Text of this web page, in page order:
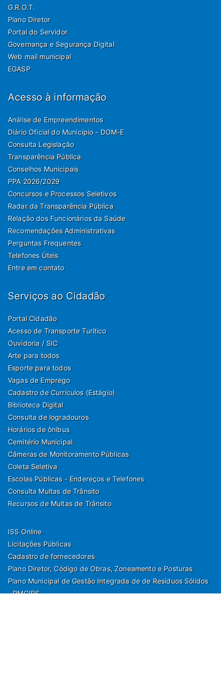
G.R.O.T.
Plano Diretor
Portal do Servidor
Governança e Segurança Digital
Web mail municipal
EGASP
Acesso à informação
Análise de Empreendimentos
Diário Oficial do Município - DOM-E
Consulta Legislação
Transparência Pública
Conselhos Municipais
PPA 2026/2029
Concursos e Processos Seletivos
Radar da Transparência Pública
Relação dos Funcionários da Saúde
Recomendações Administrativas
Perguntas Frequentes
Telefones Úteis
Entre em contato
Serviços ao Cidadão
Portal Cidadão
Acesso de Transporte Turítico
Ouvidoria / SIC
Arte para todos
Esporte para todos
Vagas de Emprego
Cadastro de Currículos (Estágio)
Biblioteca Digital
Consulta de logradouros
Horários de ônibus
Cemitério Municipal
Câmeras de Monitoramento Públicas
Coleta Seletiva
Escolas Públicas - Endereços e Telefones
Consulta Multas de Trânsito
Recursos de Multas de Trânsito
ISS Online
Licitações Públicas
Cadastro de fornecedores
Plano Diretor, Código de Obras, Zoneamento e Posturas
Plano Municipal de Gestão Integrada de de Resíduos Sólidos
- PMGIRS